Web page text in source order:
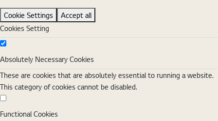
Cookie Settings
Accept all
Cookies Setting
Absolutely Necessary Cookies
Absolutely Necessary Cookies
These are cookies that are absolutely essential to running a website.
This category of cookies cannot be disabled.
Functional Cookies
Functional Cookies